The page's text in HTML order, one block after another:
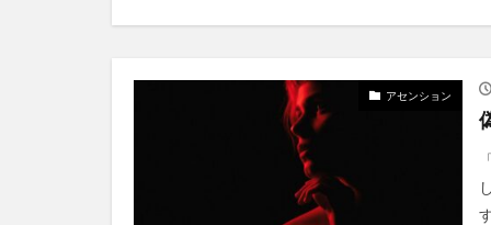
アセンション